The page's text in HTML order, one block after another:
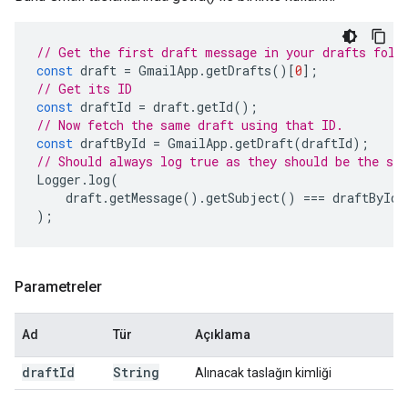
// Get the first draft message in your drafts
const draft = GmailApp .getDrafts()[0];
// Get its ID
const draftId = draft.getId();
// Now fetch the same draft using that ID.
const draftById = GmailApp .getDraft(draftId);
// Should always log true as they should be the
Logger . log(
draft.getMessage().getSubject() === draftById
);
Parametreler
Ad Tür Açıklama
draftId String Alınacak taslağın kimliği